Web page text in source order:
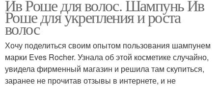
Ив Роше для волос. Шампунь Ив
Роше для укрепления и роста
волос
Хочу поделиться своим опытом пользования шампунем
марки Eves Rocher. Узнала об этой косметике случайно,
увидела фирменный магазин и решила там скупиться,
заранее не прочитав отзывы в интернете, и не